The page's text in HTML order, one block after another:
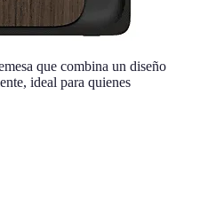
que combina un diseño
ideal para quienes